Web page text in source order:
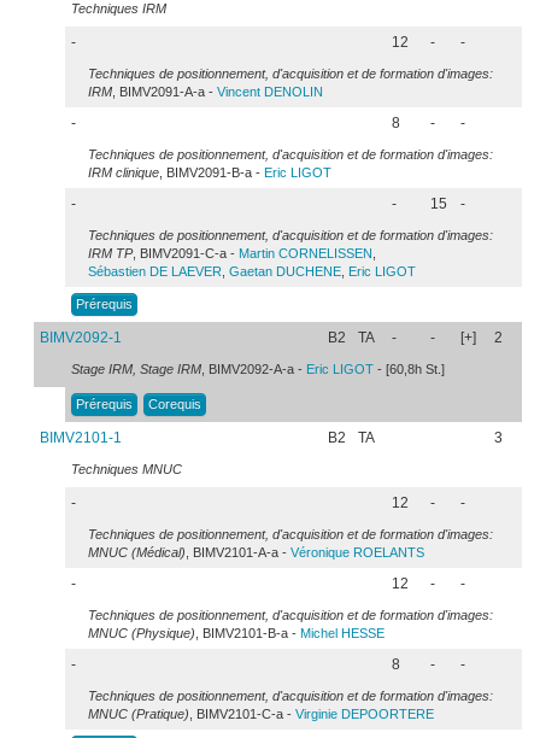
Techniques IRM
- 12 - -
Techniques de positionnement, d'acquisition et de formation d'images:
IRM , BIMV2091-A-a - Vincent DENOLIN
- 8 - -
Techniques de positionnement, d'acquisition et de formation d'images:
IRM clinique , BIMV2091-B-a - Eric LIGOT
- - 15 -
Techniques de positionnement, d'acquisition et de formation d'images:
IRM TP, BIMV2091-C-a - Martin CORNELISSEN
Sébastien DE LAEVER Gaetan DUCHENE Eric LIGOT
Prérequis
BIMV2092-1 B2 TA - - [+] 2
Stage IRM, Stage IRM , BIMV2092-A-a - Eric LIGOT - [60,8h St.]
Prérequis Corequis
BIMV2101-1 B2 TA 3
Techniques MNUC
- 12 - -
Techniques de positionnement, d'acquisition et de formation d'images:
MNUC (Médical) , BIMV2101-A-a - Véronique ROELANTS
- 12 - -
Techniques de positionnement, d'acquisition et de formation d'images:
MNUC (Physique) , BIMV2101-B-a - Michel HESSE
- 8 - -
Techniques de positionnement, d'acquisition et de formation d'images:
MNUC (Pratique) , BIMV2101-C-a - Virginie DEPOORTERE